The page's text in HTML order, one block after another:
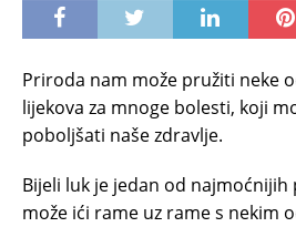
Priroda nam može pružiti neke
lijekova za mnoge bolesti, koji
poboljšati naše zdravlje.
Bijeli luk je jedan od
može ići rame uz rame s nekim